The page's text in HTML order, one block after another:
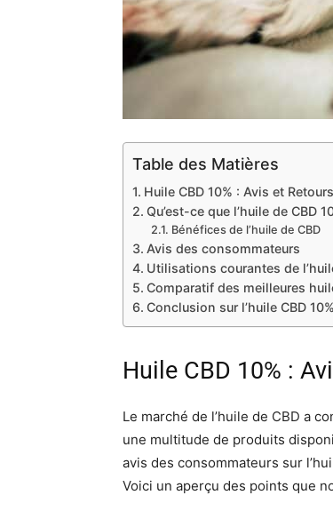
Table des Matières
Huile CBD 10% : Avis et
Qu’est-ce que l’huile de CBD
Bénéfices de l’huile de CBD
Avis des consommateurs
Utilisations courantes de
Comparatif des meilleures
Conclusion sur l’huile CBD 10%
Huile CBD 10% :
Le marché de l’huile de CBD a
une multitude de produits
avis des consommateurs sur
Voici un aperçu des points que